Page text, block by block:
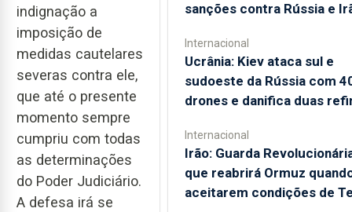
indignação a
imposição de
medidas cautelares
severas contra ele,
que até o presente
momento sempre
cumpriu com todas
as determinações
do Poder Judiciário.
A defesa irá se
sanções contra Rússia e
Internacional
Ucrânia: Kiev ataca sul e
sudoeste da Rússia com
drones e danifica duas
Internacional
Irão: Guarda
que reabrirá Ormuz
aceitarem condições de